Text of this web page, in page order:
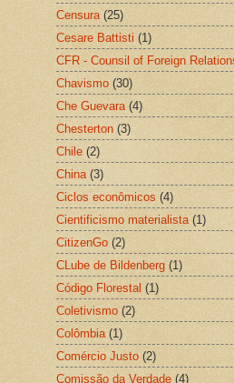
Censura (25)
Cesare Battisti (1)
CFR - Counsil of Foreign
Chavismo (30)
Che Guevara (4)
Chesterton (3)
Chile (2)
China (3)
Ciclos econômicos (4)
Cientificismo materialista (1)
CitizenGo (2)
CLube de Bildenberg (1)
Código Florestal (1)
Coletivismo (2)
Colômbia (1)
Comércio Justo (2)
Comissão da Verdade (4)